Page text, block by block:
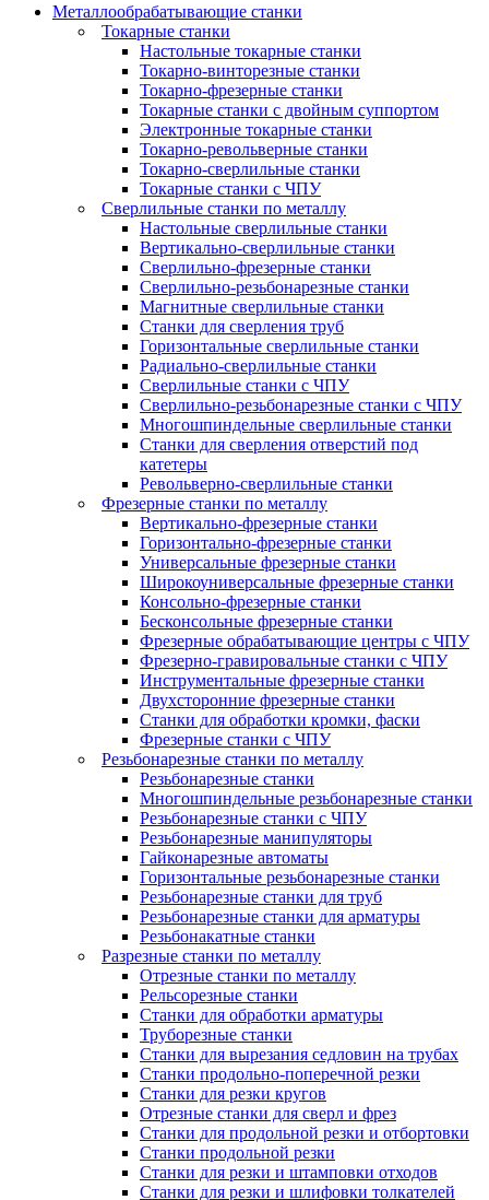
Металлообрабатывающие станки
Токарные станки
Настольные токарные станки
Токарно-винторезные станки
Токарно-фрезерные станки
Токарные станки с двойным суппортом
Электронные токарные станки
Токарно-револьверные станки
Токарно-сверлильные станки
Токарные станки с ЧПУ
Сверлильные станки по металлу
Настольные сверлильные станки
Вертикально-сверлильные станки
Сверлильно-фрезерные станки
Сверлильно-резьбонарезные станки
Магнитные сверлильные станки
Станки для сверления труб
Горизонтальные сверлильные станки
Радиально-сверлильные станки
Сверлильные станки с ЧПУ
Сверлильно-резьбонарезные станки с ЧПУ
Многошпиндельные сверлильные станки
Станки для сверления отверстий под
катетеры
Револьверно-сверлильные станки
Фрезерные станки по металлу
Вертикально-фрезерные станки
Горизонтально-фрезерные станки
Универсальные фрезерные станки
Широкоуниверсальные фрезерные станки
Консольно-фрезерные станки
Бесконсольные фрезерные станки
Фрезерные обрабатывающие центры с ЧПУ
Фрезерно-гравировальные станки с ЧПУ
Инструментальные фрезерные станки
Двухсторонние фрезерные станки
Станки для обработки кромки, фаски
Фрезерные станки с ЧПУ
Резьбонарезные станки по металлу
Резьбонарезные станки
Многошпиндельные резьбонарезные станки
Резьбонарезные станки с ЧПУ
Резьбонарезные манипуляторы
Гайконарезные автоматы
Горизонтальные резьбонарезные станки
Резьбонарезные станки для труб
Резьбонарезные станки для арматуры
Резьбонакатные станки
Разрезные станки по металлу
Отрезные станки по металлу
Рельсорезные станки
Станки для обработки арматуры
Труборезные станки
Станки для вырезания седловин на трубаx
Станки продольно-поперечной резки
Станки для резки кругов
Отрезные станки для сверл и фрез
Станки для продольной резки и отбортовки
Станки продольной резки
Станки для резки и штамповки отходов
Станки для резки и шлифовки толкателей